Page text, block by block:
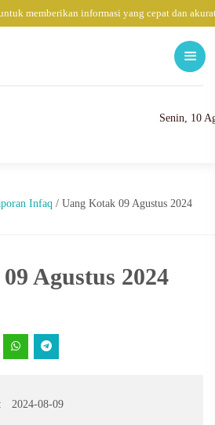
memberikan informasi yang cepat dan
Senin, 10
Infaq / Uang Kotak 09 Agustus 2024
Agustus 2024
: 2024-08-09